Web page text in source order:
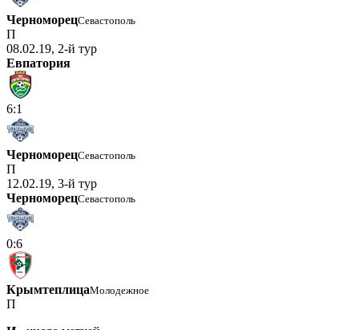
ЧерноморецСевастополь
П
08.02.19, 2-й тур
Евпатория
6:1
ЧерноморецСевастополь
П
12.02.19, 3-й тур
ЧерноморецСевастополь
0:6
КрымтеплицаМолодежное
П